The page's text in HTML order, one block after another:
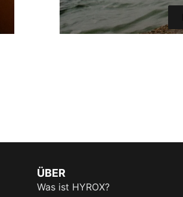
ÜBER
Was ist HYROX?